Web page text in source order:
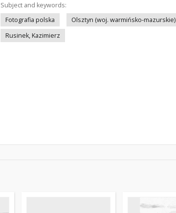
Subject and keywords:
Fotografia polska
Olsztyn (woj. warmińsko-mazurskie)
Rusinek, Kazimierz